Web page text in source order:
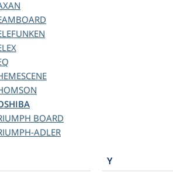
BOARD
ADLER
Y